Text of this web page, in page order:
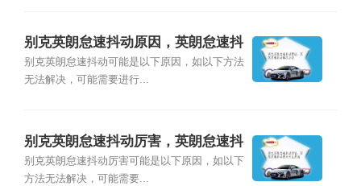
别克英朗怠速抖动原因，英朗怠速抖
动解决办法
别克英朗怠速抖动可能是以下原因，如以下方法
无法解决，可能需要进行...
别克英朗怠速抖动厉害，英朗怠速抖
动熄火什么原因
别克英朗怠速抖动厉害可能是以下原因，如以下
方法无法解决，可能需要...